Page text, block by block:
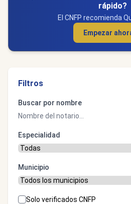
rápido?
El CNFP recomienda
Empezar
Filtros
Buscar por nombre
Especialidad
Municipio
Solo verificados CNFP